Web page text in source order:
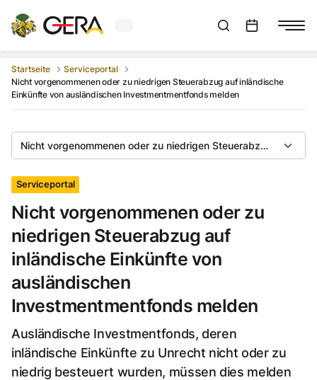
Aktuelles Wetter in GeraSuchleiste anzeigen
Startseite
Serviceportal
Nicht vorgenommenen oder zu niedrigen Steuerabzug auf inländische
Einkünfte von ausländischen Investmentmentfonds melden
Nicht vorgenommenen oder zu niedrigen Steuerabzug auf
Serviceportal
Nicht vorgenommenen oder zu
niedrigen Steuerabzug auf
inländische Einkünfte von
ausländischen
Investmentmentfonds melden
Ausländische Investmentfonds, deren
inländische Einkünfte zu Unrecht nicht oder zu
niedrig besteuert wurden, müssen dies melden